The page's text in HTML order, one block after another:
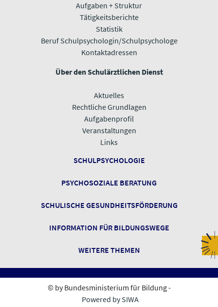
Aufgaben + Struktur
Tätigkeitsberichte
Statistik
Beruf Schulpsychologin/Schulpsychologe
Kontaktadressen
Über den Schulärztlichen Dienst
Aktuelles
Rechtliche Grundlagen
Aufgabenprofil
Veranstaltungen
​​​​​​​Links
SCHULPSYCHOLOGIE
PSYCHOSOZIALE BERATUNG
SCHULISCHE GESUNDHEITSFÖRDERUNG
INFORMATION FÜR BILDUNGSWEGE
​​​​​​​WEITERE THEMEN
© by Bundesministerium für Bildung -
Powered by SIWA